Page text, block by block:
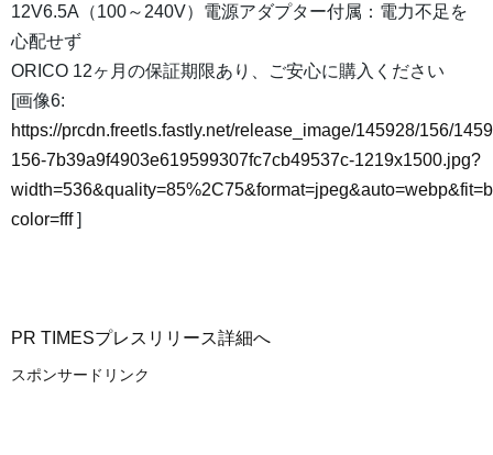
12V6.5A（100～240V）電源アダプター付属：電力不足を
心配せず
ORICO 12ヶ月の保証期限あり、ご安心に購入ください
[画像6:
https://prcdn.freetls.fastly.net/release_image/145928/156/
156-7b39a9f4903e619599307fc7cb49537c-1219x1500.jpg?
color=fff]
PR TIMESプレスリリース詳細へ
スポンサードリンク